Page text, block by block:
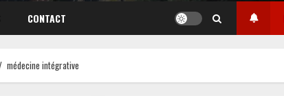
CONTACT
médecine intégrative